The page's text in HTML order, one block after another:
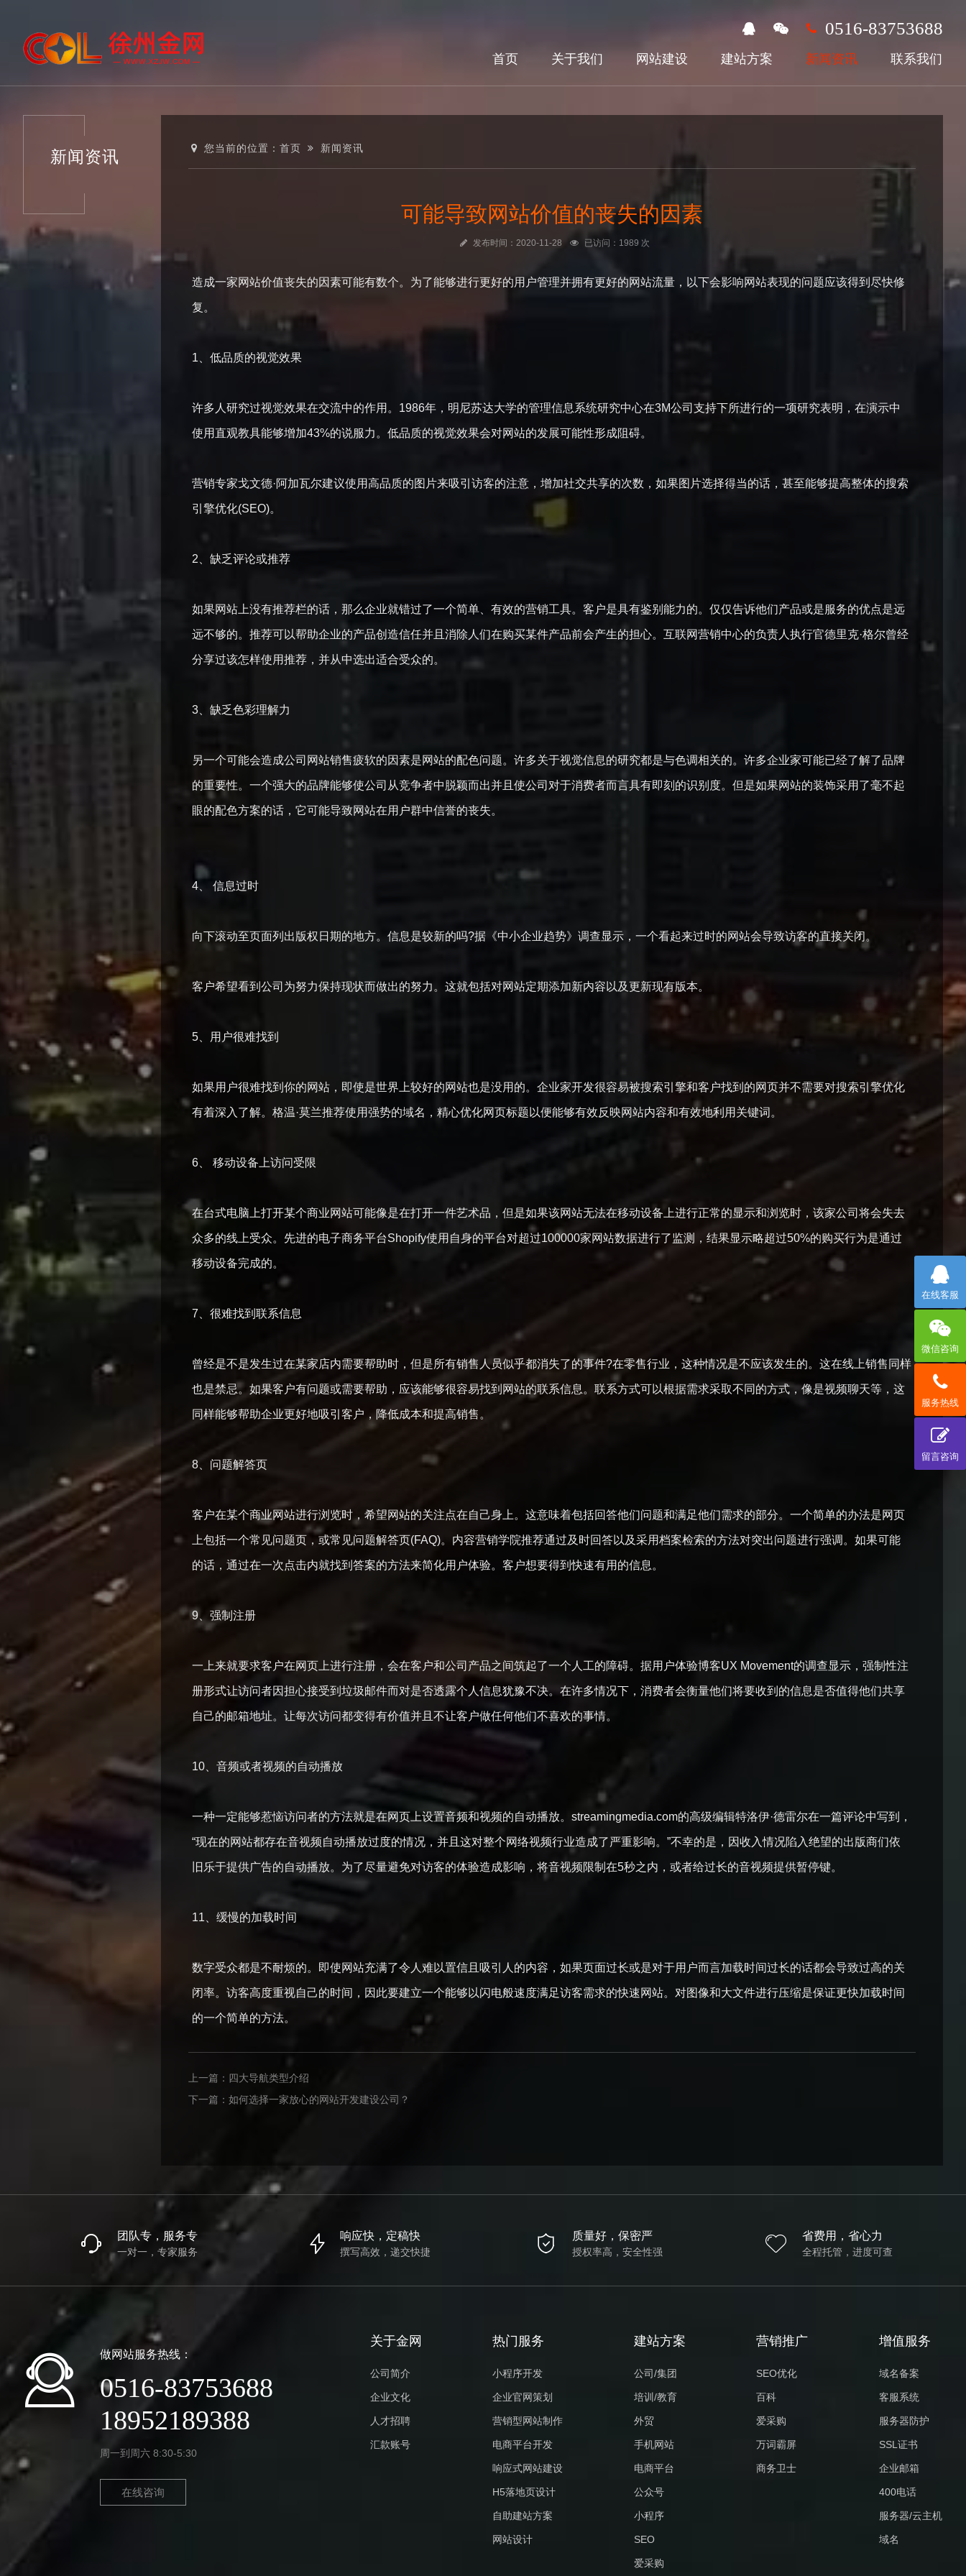
0516-83753688
首页 关于我们 网站建设 建站方案 新闻资讯 联系我们
新闻资讯 您当前的位置：首页 新闻资讯
可能导致网站价值的丧失的因素
发布时间：2020-11-28 已访问：1989 次
造成一家网站价值丧失的因素可能有数个。为了能够进行更好的用户管理并拥有更好的网站流量，以下会影响网站表现的问题应该得到尽快修
复。
1、低品质的视觉效果
许多人研究过视觉效果在交流中的作用。1986年，明尼苏达大学的管理信息系统研究中心在3M公司支持下所进行的一项研究表明，在演示中
使用直观教具能够增加43%的说服力。低品质的视觉效果会对网站的发展可能性形成阻碍。
营销专家戈文德·阿加瓦尔建议使用高品质的图片来吸引访客的注意，增加社交共享的次数，如果图片选择得当的话，甚至能够提高整体的搜索
引擎优化(SEO)。
2、缺乏评论或推荐
如果网站上没有推荐栏的话，那么企业就错过了一个简单、有效的营销工具。客户是具有鉴别能力的。仅仅告诉他们产品或是服务的优点是远
远不够的。推荐可以帮助企业的产品创造信任并且消除人们在购买某件产品前会产生的担心。互联网营销中心的负责人执行官德里克·格尔曾经
分享过该怎样使用推荐，并从中选出适合受众的。
3、缺乏色彩理解力
另一个可能会造成公司网站销售疲软的因素是网站的配色问题。许多关于视觉信息的研究都是与色调相关的。许多企业家可能已经了解了品牌
的重要性。一个强大的品牌能够使公司从竞争者中脱颖而出并且使公司对于消费者而言具有即刻的识别度。但是如果网站的装饰采用了毫不起
眼的配色方案的话，它可能导致网站在用户群中信誉的丧失。
4、 信息过时
向下滚动至页面列出版权日期的地方。信息是较新的吗?据《中小企业趋势》调查显示，一个看起来过时的网站会导致访客的直接关闭。
客户希望看到公司为努力保持现状而做出的努力。这就包括对网站定期添加新内容以及更新现有版本。
5、用户很难找到
如果用户很难找到你的网站，即使是世界上较好的网站也是没用的。企业家开发很容易被搜索引擎和客户找到的网页并不需要对搜索引擎优化
有着深入了解。格温·莫兰推荐使用强势的域名，精心优化网页标题以便能够有效反映网站内容和有效地利用关键词。
6、 移动设备上访问受限
在台式电脑上打开某个商业网站可能像是在打开一件艺术品，但是如果该网站无法在移动设备上进行正常的显示和浏览时，该家公司将会失去
众多的线上受众。先进的电子商务平台Shopify使用自身的平台对超过100000家网站数据进行了监测，结果显示略超过50%的购买行为是通过
移动设备完成的。
7、很难找到联系信息
曾经是不是发生过在某家店内需要帮助时，但是所有销售人员似乎都消失了的事件?在零售行业，这种情况是不应该发生的。这在线上销售同样
也是禁忌。如果客户有问题或需要帮助，应该能够很容易找到网站的联系信息。联系方式可以根据需求采取不同的方式，像是视频聊天等，这
同样能够帮助企业更好地吸引客户，降低成本和提高销售。
8、问题解答页
客户在某个商业网站进行浏览时，希望网站的关注点在自己身上。这意味着包括回答他们问题和满足他们需求的部分。一个简单的办法是网页
上包括一个常见问题页，或常见问题解答页(FAQ)。内容营销学院推荐通过及时回答以及采用档案检索的方法对突出问题进行强调。如果可能
的话，通过在一次点击内就找到答案的方法来简化用户体验。客户想要得到快速有用的信息。
9、强制注册
一上来就要求客户在网页上进行注册，会在客户和公司产品之间筑起了一个人工的障碍。据用户体验博客UX Movement的调查显示，强制性注
册形式让访问者因担心接受到垃圾邮件而对是否透露个人信息犹豫不决。在许多情况下，消费者会衡量他们将要收到的信息是否值得他们共享
自己的邮箱地址。让每次访问都变得有价值并且不让客户做任何他们不喜欢的事情。
10、音频或者视频的自动播放
一种一定能够惹恼访问者的方法就是在网页上设置音频和视频的自动播放。streamingmedia.com的高级编辑特洛伊·德雷尔在一篇评论中写到，
“现在的网站都存在音视频自动播放过度的情况，并且这对整个网络视频行业造成了严重影响。”不幸的是，因收入情况陷入绝望的出版商们依
旧乐于提供广告的自动播放。为了尽量避免对访客的体验造成影响，将音视频限制在5秒之内，或者给过长的音视频提供暂停键。
11、缓慢的加载时间
数字受众都是不耐烦的。即使网站充满了令人难以置信且吸引人的内容，如果页面过长或是对于用户而言加载时间过长的话都会导致过高的关
闭率。访客高度重视自己的时间，因此要建立一个能够以闪电般速度满足访客需求的快速网站。对图像和大文件进行压缩是保证更快加载时间
的一个简单的方法。
上一篇： 四大导航类型介绍
下一篇：如何选择一家放心的网站开发建设公司？
团队专，服务专
一对一，专家服务
响应快，定稿快
撰写高效，递交快捷
质量好，保密严
授权率高，安全性强
省费用，省心力
全程托管，进度可查
做网站服务热线：
0516-83753688
18952189388
周一到周六 8:30-5:30
在线咨询
关于金网
公司简介
企业文化
人才招聘
汇款账号
热门服务
小程序开发
企业官网策划
营销型网站制作
电商平台开发
响应式网站建设
H5落地页设计
自助建站方案
网站设计
建站方案
公司/集团
培训/教育
外贸
手机网站
电商平台
公众号
小程序
SEO
爱采购
营销推广
SEO优化
百科
爱采购
万词霸屏
商务卫士
增值服务
域名备案
客服系统
服务器防护
SSL证书
企业邮箱
400电话
服务器/云主机
域名
在线客服
微信咨询
服务热线
留言咨询